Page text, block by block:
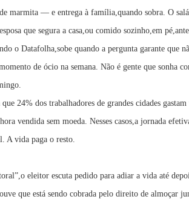
marmita — e entrega à família,quando sobra. O
que segura a casa,ou comido sozinho,em
o Datafolha,sobe quando a pergunta garante que
de ócio na semana. Não é gente que sonha
24% dos trabalhadores de grandes cidades
vendida sem moeda. Nesses casos,a jornada
A vida paga o resto.
eleitor escuta pedido para adiar a vida até
que está sendo cobrada pelo direito de almoçar